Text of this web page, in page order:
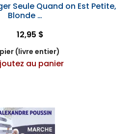
Seule Quand on Est Petite,
Blonde …
12,95 $
(livre entier)
au panier